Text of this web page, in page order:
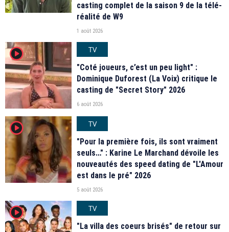
casting complet de la saison 9 de la télé-
réalité de W9
1 août 2026
player2
TV
"Coté joueurs, c’est un peu light" :
Dominique Duforest (La Voix) critique le
casting de "Secret Story" 2026
6 août 2026
player2
TV
"Pour la première fois, ils sont vraiment
seuls…" : Karine Le Marchand dévoile les
nouveautés des speed dating de "L'Amour
est dans le pré" 2026
5 août 2026
player2
TV
"La villa des coeurs brisés" de retour sur